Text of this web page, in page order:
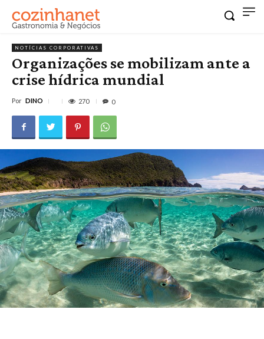
NOTÍCIAS CORPORATIVAS
Organizações se mobilizam ante a
crise hídrica mundial
Por DINO 270 0